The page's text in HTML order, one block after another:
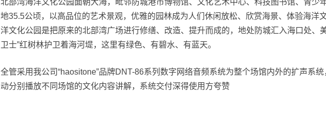
北部湾海洋文化公园面朝大海，毗邻防城港市博物馆、文化艺术中心、科技图书馆、青少
地35.5公顷，以高品位的艺术景观，优雅的园林成为人们休闲放松、欣赏海景、体验海洋
洋文化公园是把原来的北部湾广场进行修缮、改造、提升而成的，地处防城汇入海口处、
卫士”红树林护卫着海河堤，这里有绿色、有碧水、有蓝天。
全管采用我公司“haositone”品牌DNT-86系列数字网络音频系统为整个场馆内外的扩声系
动分别播放不同场馆的文化内容讲解，系统交付深得使用方夸赞